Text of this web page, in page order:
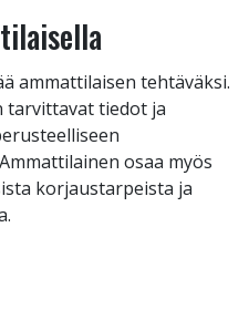
ammattilaisen tehtäväksi.
tarvittavat tiedot ja
osaa myös
korjaustarpeista ja